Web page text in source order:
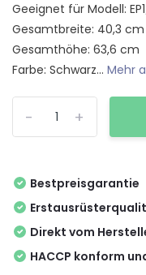
Geeignet für Modell:
Gesamtbreite: 40,3 cm
Gesamthöhe: 63,6 cm
Farbe: Schwarz...Mehr
+
-
Bestpreisgarantie
Direkt vom
HACCP konform